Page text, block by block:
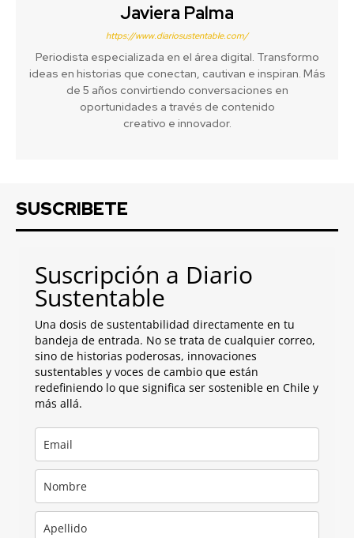
Javiera Palma
https://www.diariosustentable.com/
Periodista especializada en el área digital. Transformo
ideas en historias que conectan, cautivan e inspiran. Más
de 5 años convirtiendo conversaciones en
oportunidades a través de contenido
creativo e innovador.
SUSCRIBETE
Suscripción a Diario
Sustentable
Una dosis de sustentabilidad directamente en tu
bandeja de entrada. No se trata de cualquier correo,
sino de historias poderosas, innovaciones
sustentables y voces de cambio que están
redefiniendo lo que significa ser sostenible en Chile y
más allá.